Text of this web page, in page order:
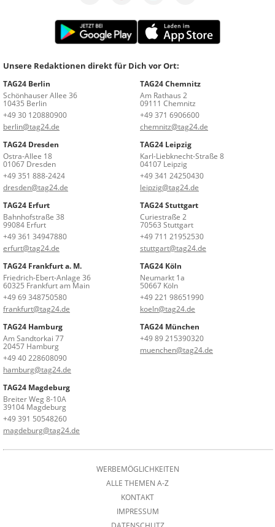
Unsere Redaktionen direkt für Dich vor Ort:
TAG24 Berlin
Schönhauser Allee 36
10435 Berlin
+49 30 120880900
berlin@tag24.de
TAG24 Chemnitz
Am Rathaus 2
09111 Chemnitz
+49 371 6906600
chemnitz@tag24.de
TAG24 Dresden
Ostra-Allee 18
01067 Dresden
+49 351 888-2424
dresden@tag24.de
TAG24 Leipzig
Karl-Liebknecht-Straße 8
04107 Leipzig
+49 341 24250430
leipzig@tag24.de
TAG24 Erfurt
Bahnhofstraße 38
99084 Erfurt
+49 361 34947880
erfurt@tag24.de
TAG24 Stuttgart
Curiestraße 2
70563 Stuttgart
+49 711 21952530
stuttgart@tag24.de
TAG24 Frankfurt a. M.
Friedrich-Ebert-Anlage 36
60325 Frankfurt am Main
+49 69 348750580
frankfurt@tag24.de
TAG24 Köln
Neumarkt 1a
50667 Köln
+49 221 98651990
koeln@tag24.de
TAG24 Hamburg
Am Sandtorkai 77
20457 Hamburg
+49 40 228608090
hamburg@tag24.de
TAG24 München
+49 89 215390320
muenchen@tag24.de
TAG24 Magdeburg
Breiter Weg 8-10A
39104 Magdeburg
+49 391 50548260
magdeburg@tag24.de
WERBEMÖGLICHKEITEN
ALLE THEMEN A-Z
KONTAKT
IMPRESSUM